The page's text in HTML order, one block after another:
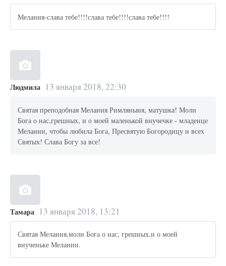
Мелания-слава тебе!!!!слава тебе!!!!слава тебе!!!!
Людмила 13 января 2018, 22:30
Святая преподобная Мелания Римляныня, матушка! Моли
Бога о нас,грешных, и о моей маленькой внучечке - младенце
Мелании, чтобы любила Бога, Пресвятую Богородицу и всех
Святых! Слава Богу за все!
Тамара 13 января 2018, 13:21
Святая Мелания,моли Бога о нас, грешных,и о моей
внученьке Мелании.